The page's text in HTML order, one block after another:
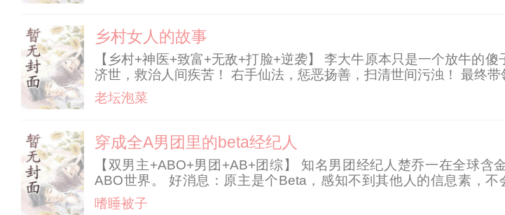
乡村女人的故事
【乡村+神医+致富+无敌+打脸+逆袭】 李大牛原本只是一个放牛
济世，救治人间疾苦！ 右手仙法，惩恶扬善，扫清世间污浊！ 最终
老坛泡菜
穿成全A男团里的beta经纪人
【双男主+ABO+男团+AB+团综】 知名男团经纪人楚乔一在全球
ABO世界。 好消息：原主是个Beta，感知不到其他人的信息素，
员，除他以外全员财阀Alpha，还没正式出道，他就忍受不了队友霸
司，成为某不
嗜睡被子